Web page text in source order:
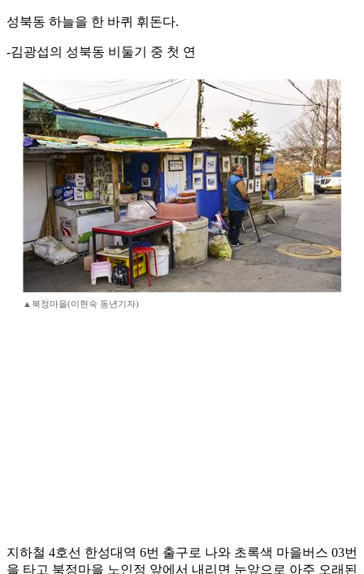
성북동 하늘을 한 바퀴 휘돈다.
-김광섭의 성북동 비둘기 중 첫 연
▲북정마을(이현숙 동년기자)
지하철 4호선 한성대역 6번 출구로 나와 초록색 마을버스 03번
을 타고 북정마을 노인정 앞에서 내리면 눈앞으로 아주 오래된